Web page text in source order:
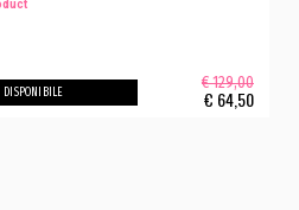
€ 129,00
€ 64,50
DISPONIBILE